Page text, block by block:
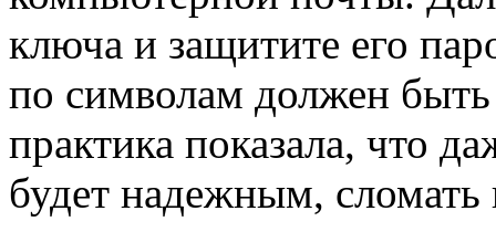
ключа и защитите его
по символам должен
практика показала, что
будет надежным,